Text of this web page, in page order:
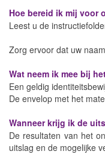
Hoe bereid ik mij voor
Leest u de
Zorg ervoor dat uw
Wat neem ik mee bij
Een geldig
De envelop met het
Wanneer krijg ik de
De resultaten van het
uitslag en de mogelijke